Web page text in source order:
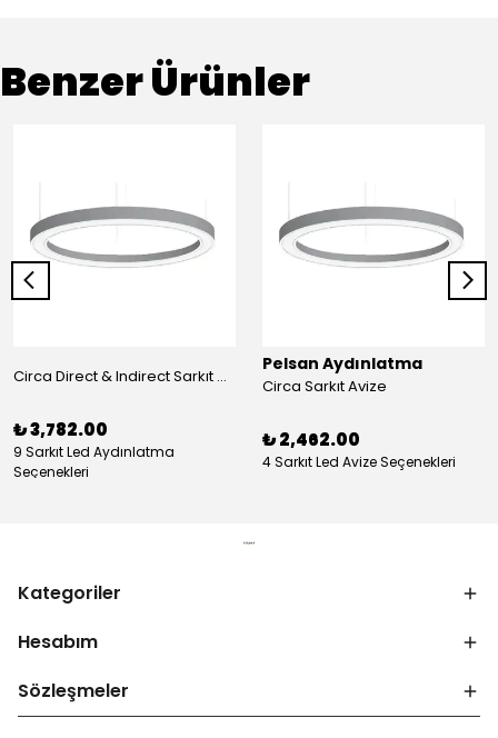
Benzer Ürünler
Circa Direct & Indirect Sarkıt Avize
₺ 3,782.00
9 Sarkıt Led Aydınlatma
Seçenekleri
Pelsan Aydınlatma
Circa Sarkıt Avize
₺ 2,462.00
4 Sarkıt Led Avize Seçenekleri
Kategoriler
Hesabım
Sözleşmeler